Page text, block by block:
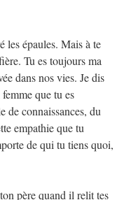
les épaules. Mais à te
Tu es toujours ma
dans nos vies. Je dis
que tu es
de connaissances, du
empathie que tu
de qui tu tiens quoi,
père quand il relit tes